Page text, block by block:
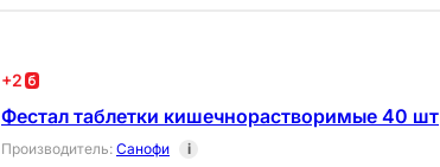
+2
Фестал таблетки кишечнорастворимые 40 шт
Производитель: Санофи
i